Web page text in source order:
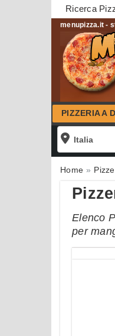
Ricerca
menupizza.it -
PIZZERIA A
Home
Elenco
per